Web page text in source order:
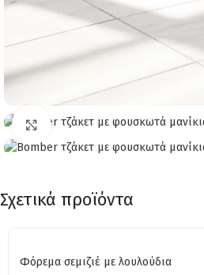
Click to enlarge
Σχετικά προϊόντα
Φόρεμα σεμιζιέ με λουλούδια